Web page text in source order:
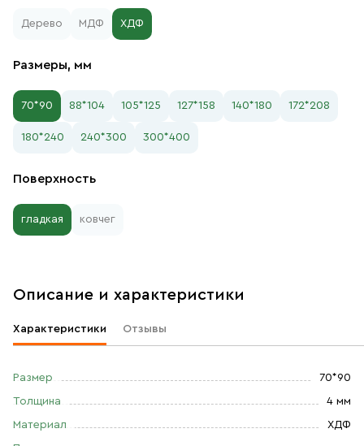
Дерево МДФ ХДФ
Размеры, мм
70*90 88*104 105*125 127*158 140*180 172*208
180*240 240*300 300*400
Поверхность
гладкая ковчег
Описание и характеристики
Характеристики Отзывы
Размер 70*90
Толщина 4 мм
Материал ХДФ